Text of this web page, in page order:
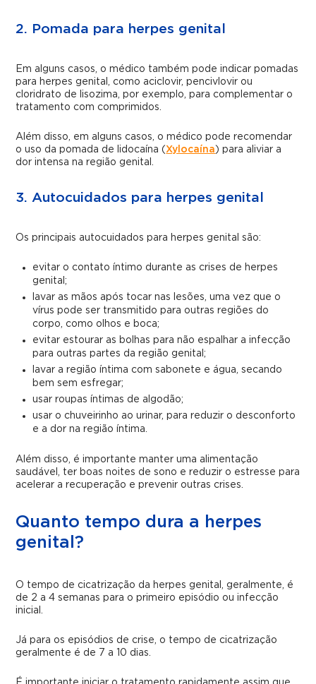
2. Pomada para herpes genital
Em alguns casos, o médico também pode indicar pomadas
para herpes genital, como aciclovir, pencivlovir ou
cloridrato de lisozima, por exemplo, para complementar o
tratamento com comprimidos.
Além disso, em alguns casos, o médico pode recomendar
o uso da pomada de lidocaína (Xylocaína) para aliviar a
dor intensa na região genital.
3. Autocuidados para herpes genital
Os principais autocuidados para herpes genital são:
evitar o contato íntimo durante as crises de herpes
genital;
lavar as mãos após tocar nas lesões, uma vez que o
vírus pode ser transmitido para outras regiões do
corpo, como olhos e boca;
evitar estourar as bolhas para não espalhar a infecção
para outras partes da região genital;
lavar a região íntima com sabonete e água, secando
bem sem esfregar;
usar roupas íntimas de algodão;
usar o chuveirinho ao urinar, para reduzir o desconforto
e a dor na região íntima.
Além disso, é importante manter uma alimentação
saudável, ter boas noites de sono e reduzir o estresse para
acelerar a recuperação e prevenir outras crises.
Quanto tempo dura a herpes
genital?
O tempo de cicatrização da herpes genital, geralmente, é
de 2 a 4 semanas para o primeiro episódio ou infecção
inicial.
Já para os episódios de crise, o tempo de cicatrização
geralmente é de 7 a 10 dias.